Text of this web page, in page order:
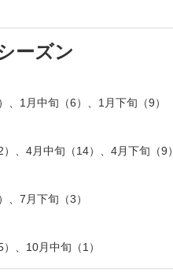
ーズン
、 1月中旬（6） 、 1月下旬（9）
、 4月中旬（14） 、 4月下旬（9）
、 7月下旬（3）
、 10月中旬（1）